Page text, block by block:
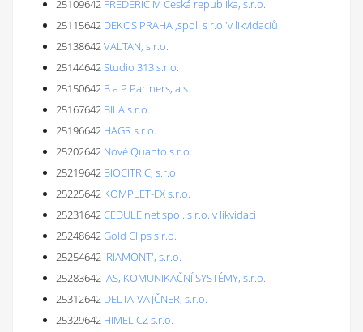
25109642 FREDERIC M Česká republika, s.r.o.
25115642 DEKOS PRAHA ,spol. s r.o.'v likvidaciů
25138642VALTAN, s.r.o.
25144642Studio 313 s.r.o.
25150642 B a P Partners, a.s.
25167642 BILA s.r.o.
25196642 HAGR s.r.o.
25202642 Nové Quanto s.r.o.
25219642 BIOCITRIC, s.r.o.
25225642 KOMPLET-EX s.r.o.
25231642CEDULE.net spol. s r.o. v likvidaci
25248642Gold Clips s.r.o.
25254642'RIAMONT', s.r.o.
25283642 JAS, KOMUNIKAČNÍ SYSTÉMY, s.r.o.
25312642 DELTA-VAJČNER, s.r.o.
25329642 HIMEL CZ s.r.o.